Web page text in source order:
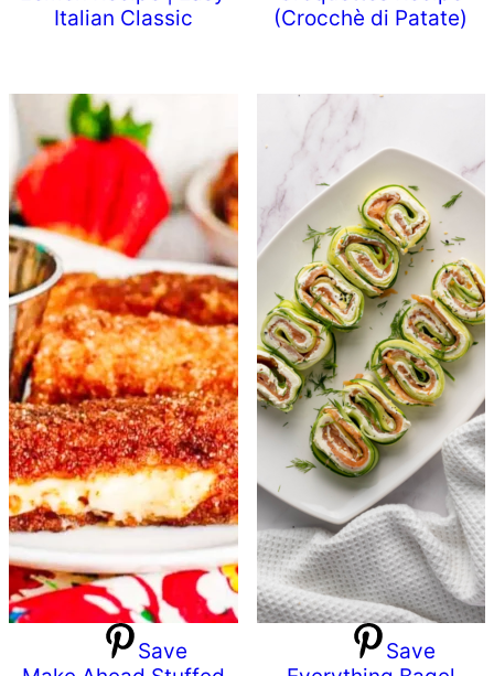
Italian Classic
(Crocchè di Patate)
Save
Save